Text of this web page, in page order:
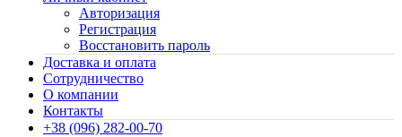
Авторизация
Регистрация
Восстановить пароль
Доставка и оплата
Сотрудничество
О компании
Контакты
+38 (096) 282-00-70